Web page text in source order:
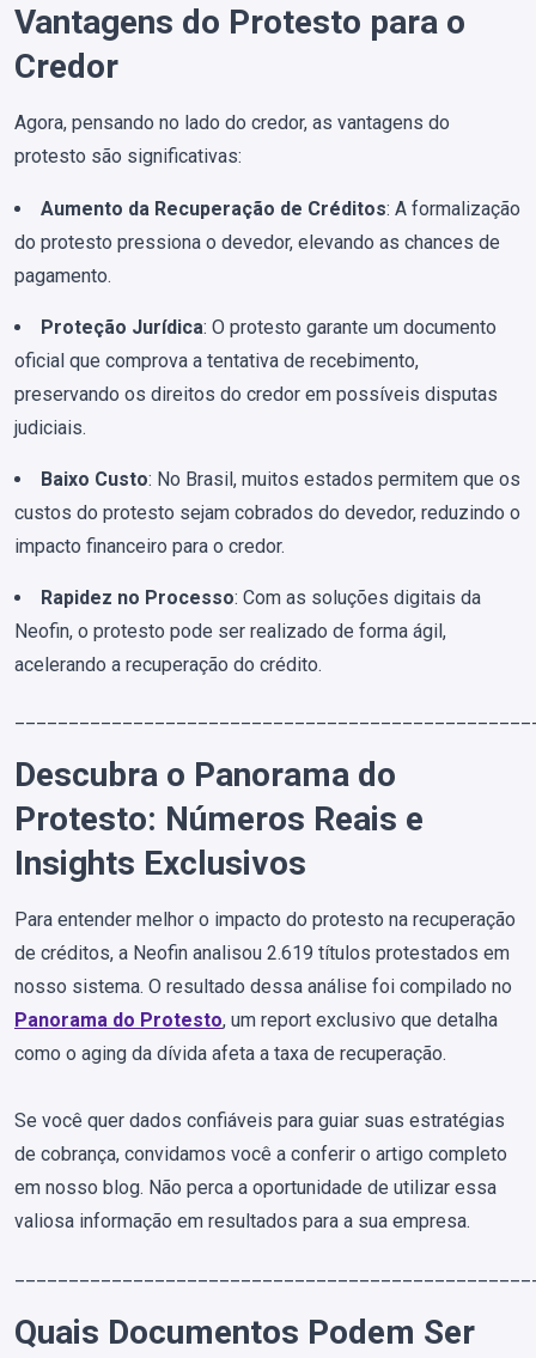
Vantagens do Protesto para o
Credor
Agora, pensando no lado do credor, as vantagens do
protesto são significativas:
Aumento da Recuperação de Créditos: A formalização
do protesto pressiona o devedor, elevando as chances de
pagamento.
Proteção Jurídica: O protesto garante um documento
oficial que comprova a tentativa de recebimento,
preservando os direitos do credor em possíveis disputas
judiciais.
Baixo Custo: No Brasil, muitos estados permitem que os
custos do protesto sejam cobrados do devedor, reduzindo o
impacto financeiro para o credor.
Rapidez no Processo: Com as soluções digitais da
Neofin, o protesto pode ser realizado de forma ágil,
acelerando a recuperação do crédito.
Descubra o Panorama do
Protesto: Números Reais e
Insights Exclusivos
Para entender melhor o impacto do protesto na recuperação
de créditos, a Neofin analisou 2.619 títulos protestados em
nosso sistema. O resultado dessa análise foi compilado no
Panorama do Protesto, um report exclusivo que detalha
como o aging da dívida afeta a taxa de recuperação.
Se você quer dados confiáveis para guiar suas estratégias
de cobrança, convidamos você a conferir o artigo completo
em nosso blog. Não perca a oportunidade de utilizar essa
valiosa informação em resultados para a sua empresa.
Quais Documentos Podem Ser